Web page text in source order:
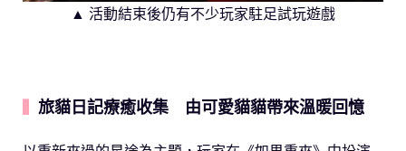
▲ 活動結束後仍有不少玩家駐足試玩遊戲
旅貓日記療癒收集 由可愛貓貓帶來溫暖回憶